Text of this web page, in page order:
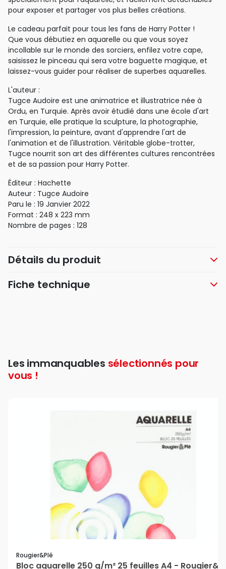
pour exposer et partager vos plus belles créations.
Le cadeau parfait pour tous les fans de Harry Potter !
Que vous débutiez en aquarelle ou que vous soyez
incollable sur le monde des sorciers, enfilez votre cape,
saisissez le pinceau qui sera votre baguette magique, et
laissez-vous guider pour réaliser de superbes aquarelles.
L'auteur :
Tugce Audoire est une animatrice et illustratrice née à
Ordu, en Turquie. Après avoir étudié dans une école d'art
en Turquie, elle pratique la sculpture, la photographie,
l'impression, la peinture, avant d'apprendre l'art de
l'animation et de l'illustration. Véritable globe-trotter,
Tugce nourrit son art des différentes cultures rencontrées
et de sa passion pour Harry Potter.
Éditeur : Hachette
Auteur : Tugce Audoire
Paru le : 19 Janvier 2022
Format : 248 x 223 mm
Nombre de pages : 128
Détails du produit
Fiche technique
Les immanquables sélectionnés pour
vous !
Rougier&plé
Bloc aquarelle 250 g/m² 25 feuilles A4 -